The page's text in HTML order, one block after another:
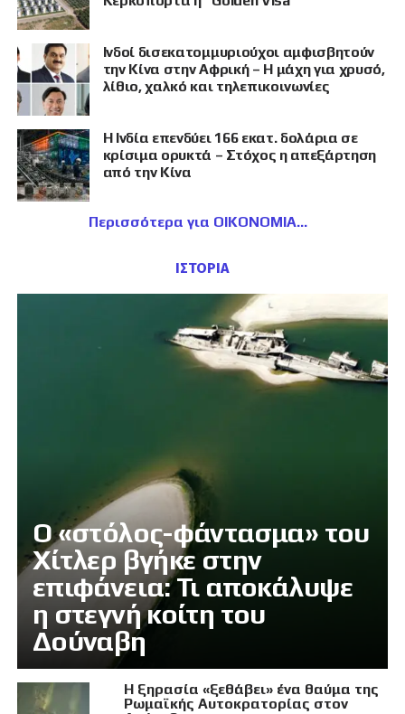
Ινδοί δισεκατομμυριούχοι αμφισβητούν
την Κίνα στην Αφρική – Η μάχη για χρυσό,
λίθιο, χαλκό και τηλεπικοινωνίες
Η Ινδία επενδύει 166 εκατ. δολάρια σε
κρίσιμα ορυκτά – Στόχος η απεξάρτηση
από την Κίνα
Περισσότερα για ΟΙΚΟΝΟΜΙΑ
ΙΣΤΟΡΙΑ
Ο «στόλος-φάντασμα» του
Χίτλερ βγήκε στην
επιφάνεια: Τι αποκάλυψε
η στεγνή κοίτη του
Δούναβη
Η ξηρασία «ξεθάβει» ένα θαύμα της
Ρωμαϊκής Αυτοκρατορίας στον